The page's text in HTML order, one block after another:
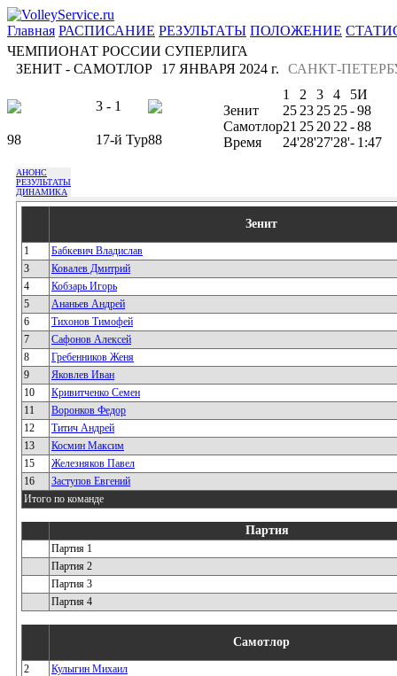
Главная РАСПИСАНИЕ РЕЗУЛЬТАТЫ ПОЛОЖЕНИЕ
ЧЕМПИОНАТ РОССИИ СУПЕРЛИГА
ЗЕНИТ - САМОТЛОР
САНКТ-
17 ЯНВАРЯ 2024 г.
3 - 1
98 17-й Тур88
1 2 3 4 5И
Зенит
25 23 25 25-98
Самотлор21 25 20 22 -88
Время
24'28'27'28'- 1:47
АНОНС
РЕЗУЛЬТАТЫ
ДИНАМИКА
Зенит
1
Бабкевич Владислав
3
Ковалев Дмитрий
4
Кобзарь Игорь
5
Ананьев Андрей
6
Тихонов Тимофей
7
Сафонов Алексей
8
Гребенников Женя
9
Яковлев Иван
10
Кривитченко Семен
11
Воронков Федор
12
Титич Андрей
13
Космин Максим
15
Железняков Павел
16
Заступов Евгений
Итого по команде
Партия
Партия 1
Партия 2
Партия 3
Партия 4
Самотлор
2
Кулыгин Михаил